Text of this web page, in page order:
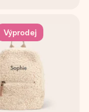
Výprodej